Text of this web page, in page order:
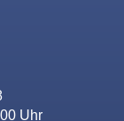
Uhr